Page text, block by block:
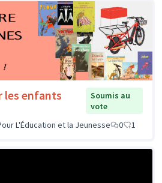
les enfants
Soumis au
vote
L'Éducation et la Jeunesse
0 1